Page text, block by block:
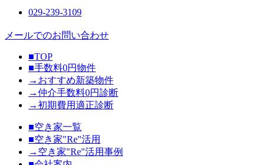
029-239-3109
メールでのお問い合わせ
■TOP
■手数料0円物件
→おすすめ新築物件
→仲介手数料0円診断
→初期費用適正診断
■空き家一覧
■空き家"Re"活用
→空き家"Re"活用事例